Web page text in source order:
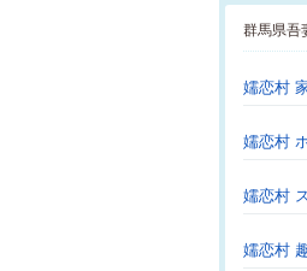
群馬県吾
嬬恋村
嬬恋村
嬬恋村
嬬恋村